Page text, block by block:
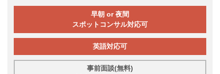
早朝 or 夜間
スポットコンサル対応可
英語対応可
事前面談(無料)